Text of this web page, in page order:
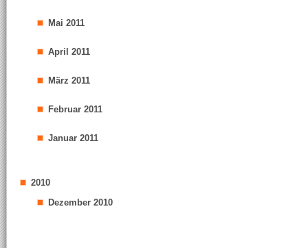
Mai 2011
April 2011
März 2011
Februar 2011
Januar 2011
2010
Dezember 2010